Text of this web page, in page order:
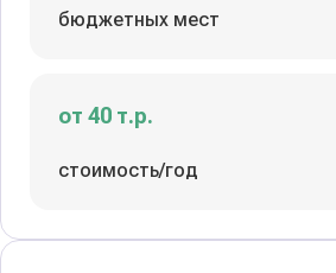
бюджетных мест
от 40 т.р.
стоимость/год